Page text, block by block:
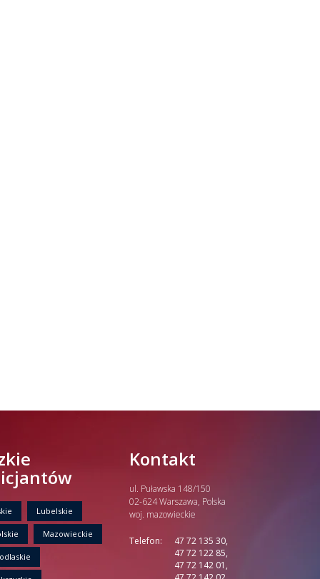
Lubelskie
Mazowieckie
Kontakt
ul. Puławska 148/150
02-624 Warszawa, Polska
woj. mazowieckie
Telefon:
47 72 135 30,
47 72 122 85,
47 72 142 01,